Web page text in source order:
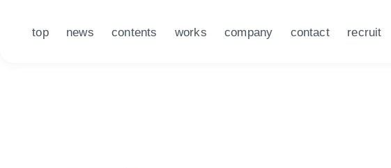
top news contents works company contact recruit